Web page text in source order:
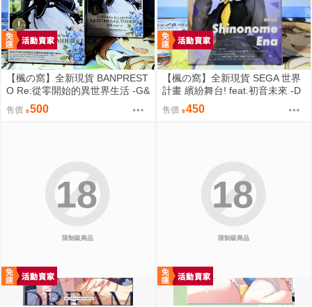
【楓の窩】全新現貨 BANPREST
O Re:從零開始的異世界生活 -G&
G- 雷姆 女僕ver.【日版】
售價 500
【楓の窩】全新現貨 SEGA 世界
計畫 繽紛舞台! feat.初音未來 -D
×D- 東雲繪名【日版】
售價 450
限制級商品
18
限制級商品
18